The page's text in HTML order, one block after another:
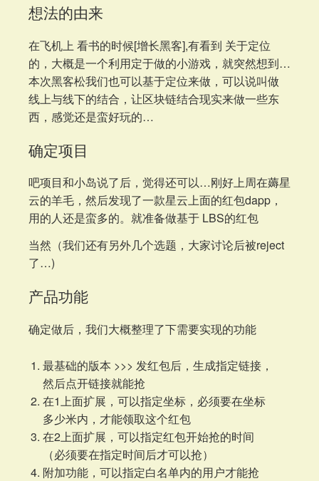
想法的由来
在飞机上 看书的时候[增长黑客],有看到 关于定位
的，大概是一个利用定于做的小游戏，就突然想到…
本次黑客松我们也可以基于定位来做，可以说叫做
线上与线下的结合，让区块链结合现实来做一些东
西，感觉还是蛮好玩的…
确定项目
吧项目和小岛说了后，觉得还可以…刚好上周在薅星
云的羊毛，然后发现了一款星云上面的红包dapp，
用的人还是蛮多的。就准备做基于 LBS的红包
当然（我们还有另外几个选题，大家讨论后被reject
了…)
产品功能
确定做后，我们大概整理了下需要实现的功能
最基础的版本 >>> 发红包后，生成指定链接，
然后点开链接就能抢
在1上面扩展，可以指定坐标，必须要在坐标
多少米内，才能领取这个红包
在2上面扩展，可以指定红包开始抢的时间
（必须要在指定时间后才可以抢）
附加功能，可以指定白名单内的用户才能抢